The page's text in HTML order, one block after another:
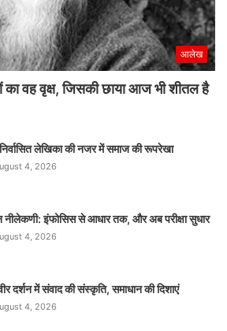
आलेख
का वह वृक्ष, जिसकी छाया आज भी शीतल है
लेखिका की नजर में समाज की रूपरेखा
4, 2026
नीलेकणी: इंफोसिस से आधार तक, और अब परीक्षा सुधार
4, 2026
दर्शन में संवाद की संस्कृति, समाधान की दिशाएं
4, 2026